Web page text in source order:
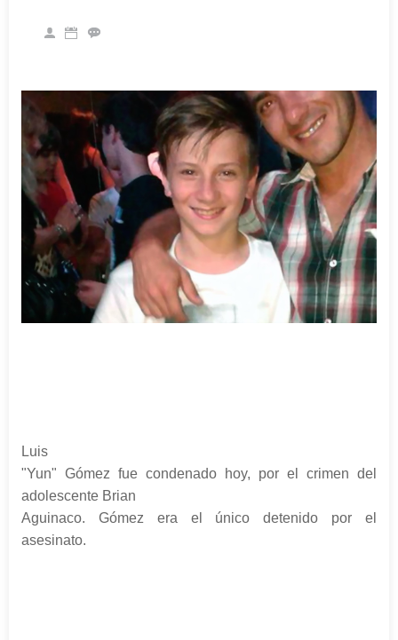
Luis
"Yun" Gómez fue condenado hoy, por el crimen del
adolescente Brian
Aguinaco. Gómez era el único detenido por el
asesinato.